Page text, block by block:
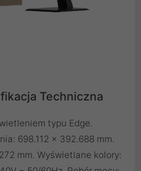
Techniczna
typu Edge.
698.112 × 392.688 mm.
mm. Wyświetlane kolory: